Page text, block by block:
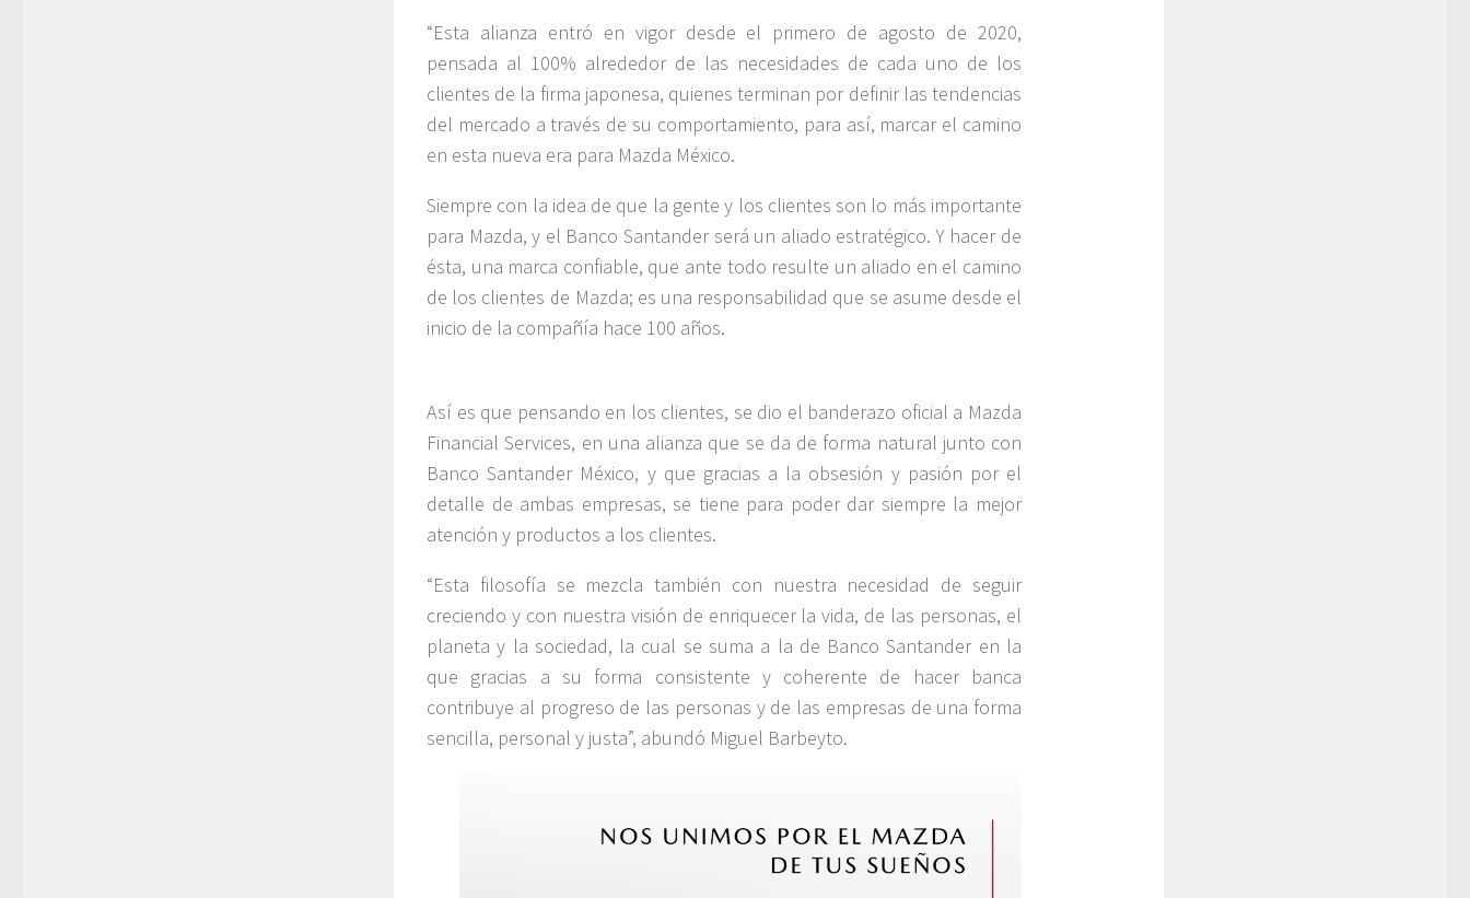
“Esta alianza entró en vigor desde el primero de agosto de 2020,
pensada al 100% alrededor de las necesidades de cada uno de los
clientes de la firma japonesa, quienes terminan por definir las tendencias
del mercado a través de su comportamiento, para así, marcar el camino
en esta nueva era para Mazda México.
Siempre con la idea de que la gente y los clientes son lo más importante
para Mazda, y el Banco Santander será un aliado estratégico. Y hacer de
ésta, una marca confiable, que ante todo resulte un aliado en el camino
de los clientes de Mazda; es una responsabilidad que se asume desde el
inicio de la compañía hace 100 años.
Así es que pensando en los clientes, se dio el banderazo oficial a Mazda
Financial Services, en una alianza que se da de forma natural junto con
Banco Santander México, y que gracias a la obsesión y pasión por el
detalle de ambas empresas, se tiene para poder dar siempre la mejor
atención y productos a los clientes.
“Esta filosofía se mezcla también con nuestra necesidad de seguir
creciendo y con nuestra visión de enriquecer la vida, de las personas, el
planeta y la sociedad, la cual se suma a la de Banco Santander en la
que gracias a su forma consistente y coherente de hacer banca
contribuye al progreso de las personas y de las empresas de una forma
sencilla, personal y justa”, abundó Miguel Barbeyto.